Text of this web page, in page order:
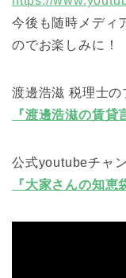
今後も随時メディ
のでお楽しみに！
渡邊浩滋 税理士の
『渡邊浩滋の賃貸
公式youtubeチャ
『大家さんの知恵